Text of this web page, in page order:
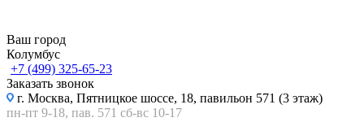
Ваш город
Колумбус
+7 (499) 325-65-23
Заказать звонок
г. Москва, Пятницкое шоссе, 18, павильон 571 (3 этаж)
пн-пт 9-18, пав. 571 сб-вс 10-17